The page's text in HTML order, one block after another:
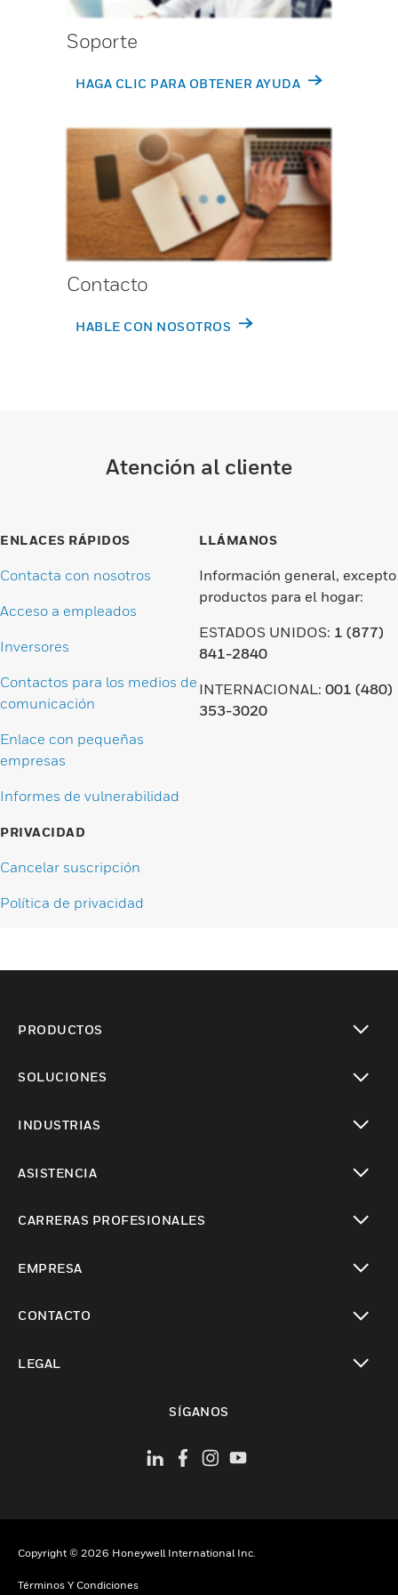
Soporte
HAGA CLIC PARA OBTENER AYUDA
Contacto
HABLE CON NOSOTROS
Atención al cliente
ENLACES RÁPIDOS
Contacta con nosotros
Acceso a empleados
Inversores
Contactos para los medios de
comunicación
Enlace con pequeñas
empresas
Informes de vulnerabilidad
LLÁMANOS
Información general, excepto
productos para el hogar:
ESTADOS UNIDOS: 1 (877)
841-2840
INTERNACIONAL: 001 (480)
353-3020
PRIVACIDAD
Cancelar suscripción
Política de privacidad
PRODUCTOS
SOLUCIONES
INDUSTRIAS
ASISTENCIA
CARRERAS PROFESIONALES
EMPRESA
CONTACTO
LEGAL
SÍGANOS
Copyright © 2026 Honeywell International Inc.
Términos Y Condiciones